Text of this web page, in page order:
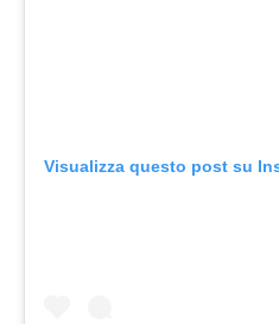
Visualizza questo post su